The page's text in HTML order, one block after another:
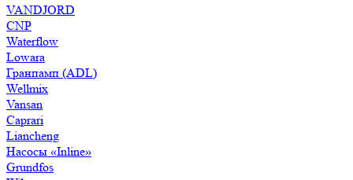
VANDJORD
CNP
Waterflow
Lowara
Гранпамп (ADL)
Wellmix
Vansan
Caprari
Liancheng
Насосы «Inline»
Grundfos